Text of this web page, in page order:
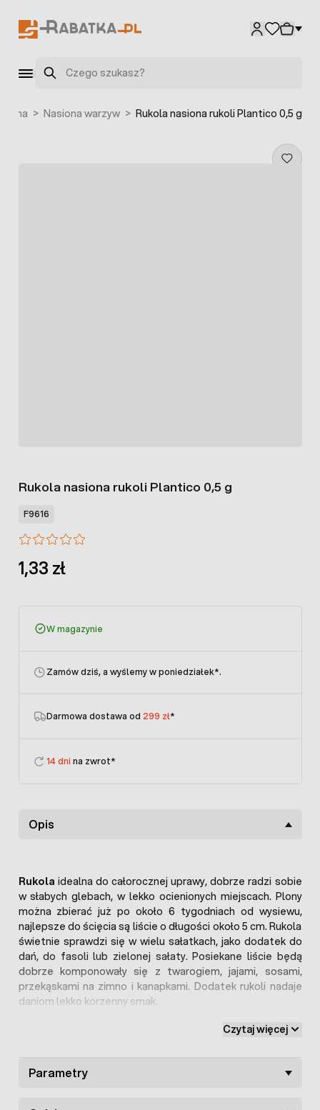
Szukaj
> Nasiona warzyw > Rukola nasiona rukoli Plantico 0,5 g
Rukola nasiona rukoli Plantico 0,5 g
F9616
1,33 zł
W magazynie
Zamów dziś, a wyślemy w poniedziałek*.
Darmowa dostawa od 299 zł*
14 dni na zwrot*
Opis
Rukola idealna do całorocznej uprawy, dobrze radzi sobie
w słabych glebach, w lekko ocienionych miejscach. Plony
można zbierać już po około 6 tygodniach od wysiewu,
najlepsze do ścięcia są liście o długości około 5 cm. Rukola
świetnie sprawdzi się w wielu sałatkach, jako dodatek do
dań, do fasoli lub zielonej sałaty. Posiekane liście będą
dobrze komponowały się z twarogiem, jajami, sosami,
przekąskami na zimno i kanapkami. Dodatek rukoli nadaje
daniom lekko korzenny smak.
Czytaj więcej
Parametry